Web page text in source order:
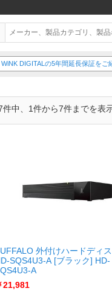
WiNK DIGITALの5年間延長保証をご
件中、1件から7件までを表
外付けハードディ
SQS4U3-A [ブラック] HD-
A
21,981